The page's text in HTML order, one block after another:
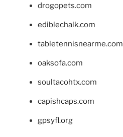
drogopets.com
ediblechalk.com
tabletennisnearme.com
oaksofa.com
soultacohtx.com
capishcaps.com
gpsyfl.org